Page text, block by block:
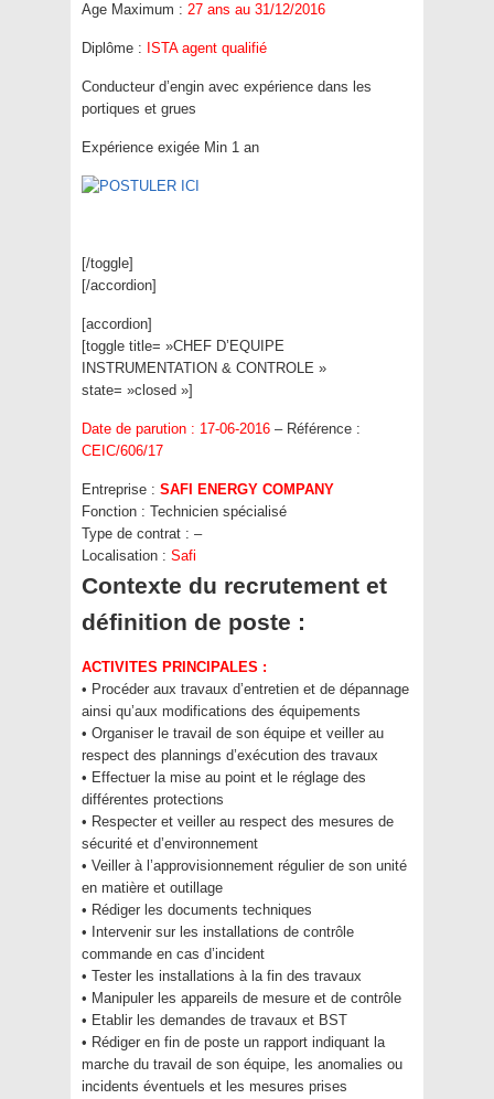
Age Maximum : 27 ans au 31/12/2016
Diplôme : ISTA agent qualifié
Conducteur d’engin avec expérience dans les
portiques et grues
Expérience exigée Min 1 an
[/toggle]
[/accordion]
[accordion]
[toggle title= »CHEF D’EQUIPE
INSTRUMENTATION & CONTROLE »
state= »closed »]
Date de parution : 17-06-2016 – Référence :
CEIC/606/17
Entreprise : SAFI ENERGY COMPANY
Fonction : Technicien spécialisé
Type de contrat : –
Localisation : Safi
Contexte du recrutement et
définition de poste :
ACTIVITES PRINCIPALES :
• Procéder aux travaux d’entretien et de dépannage
ainsi qu’aux modifications des équipements
• Organiser le travail de son équipe et veiller au
respect des plannings d’exécution des travaux
• Effectuer la mise au point et le réglage des
différentes protections
• Respecter et veiller au respect des mesures de
sécurité et d’environnement
• Veiller à l’approvisionnement régulier de son unité
en matière et outillage
• Rédiger les documents techniques
• Intervenir sur les installations de contrôle
commande en cas d’incident
• Tester les installations à la fin des travaux
• Manipuler les appareils de mesure et de contrôle
• Etablir les demandes de travaux et BST
• Rédiger en fin de poste un rapport indiquant la
marche du travail de son équipe, les anomalies ou
incidents éventuels et les mesures prises